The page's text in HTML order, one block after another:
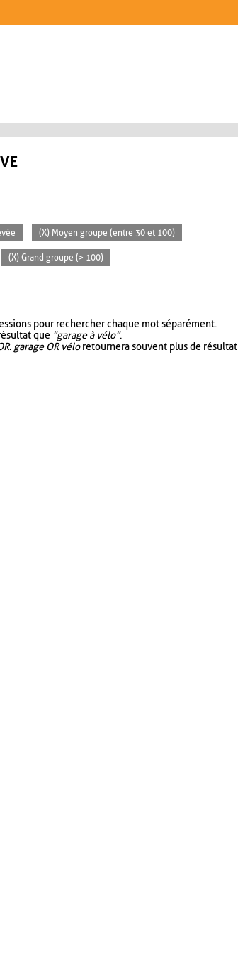
(X) Moyen groupe (entre 30 et 100)
(X) Grand groupe (> 100)
pour rechercher chaque mot séparément.
que "garage à vélo".
. garage OR véloretournera souvent plus de résultat